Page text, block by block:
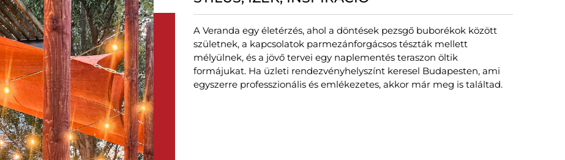
A Veranda egy életérzés, ahol a döntések pezsgő buborékok között
születnek, a kapcsolatok parmezánforgácsos tészták mellett
mélyülnek, és a jövő tervei egy naplementés teraszon öltik
formájukat. Ha üzleti rendezvényhelyszínt keresel Budapesten, ami
egyszerre professzionális és emlékezetes, akkor már meg is találtad.